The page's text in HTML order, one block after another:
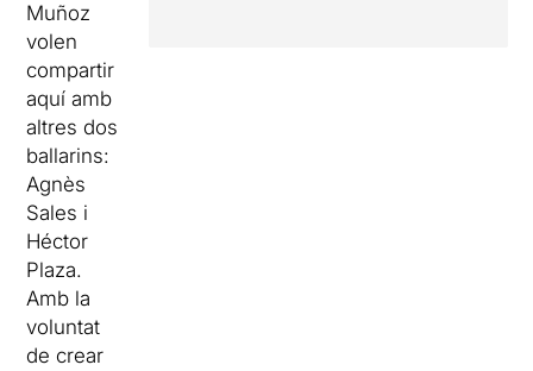
Muñoz
volen
compartir
aquí amb
altres dos
ballarins:
Agnès
Sales i
Héctor
Plaza.
Amb la
voluntat
de crear